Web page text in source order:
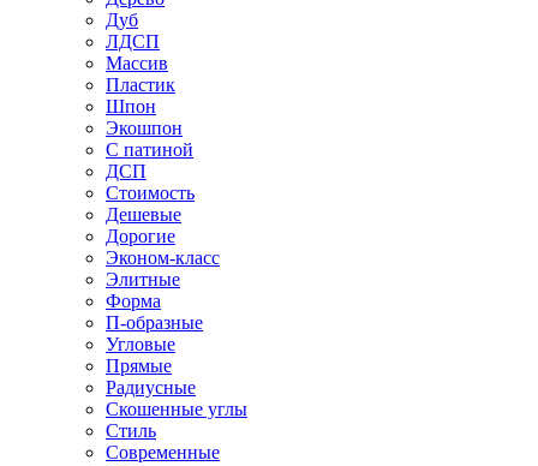
Дуб
ЛДСП
Массив
Пластик
Шпон
Экошпон
С патиной
ДСП
Стоимость
Дешевые
Дорогие
Эконом-класс
Элитные
Форма
П-образные
Угловые
Прямые
Радиусные
Скошенные углы
Стиль
Современные